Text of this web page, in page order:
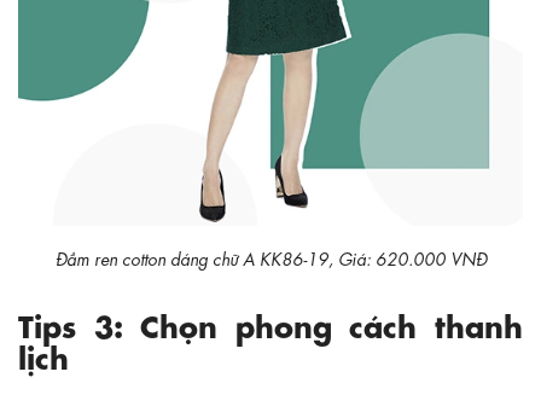
Đầm ren cotton dáng chữ A KK86-19, Giá: 620.000 VNĐ
Tips 3: Chọn phong cách thanh
lịch